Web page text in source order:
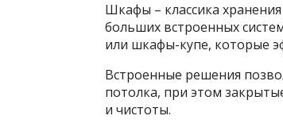
Шкафы – классика
больших встроенных
или шкафы-купе, которые
Встроенные решения
потолка, при этом
и чистоты.